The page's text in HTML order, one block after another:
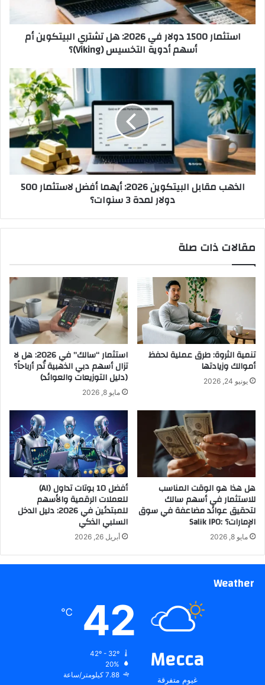
البيتكوين
أم
أسهم
(Viking)؟
استثمار 1500 دولار في 2026: هل تشتري البيتكوين أم
أسهم أدوية التخسيس (Viking)؟
الذهب
مقابل
البيتكوين
2026:
أيهما
أفضل
لاستثمار
500
دولار
لمدة
الذهب مقابل البيتكوين 2026: أيهما أفضل لاستثمار 500
دولار لمدة 3 سنوات؟
مقالات ذات صلة
تنمية الثروة: طرق عملية لحفظ
أموالك وزيادتها
يونيو 24, 2026
استثمار “سالك” في 2026: هل لا
تزال أسهم دبي الذهبية تُدر أرباحاً؟
(دليل التوزيعات والعوائد)
مايو 8, 2026
هل هذا هو الوقت المناسب
للاستثمار في أسهم سالك
لتحقيق عوائد مضاعفة في سوق
الإمارات؟ :Salik IPO
مايو 8, 2026
أفضل 10 بوتات تداول (AI)
للعملات الرقمية والأسهم
للمبتدئين في 2026: دليل الدخل
السلبي الذكي
أبريل 26, 2026
Weather
Mecca
غيوم متفرقة
42
℃
20%
7.88 كيلومتر/ساعة